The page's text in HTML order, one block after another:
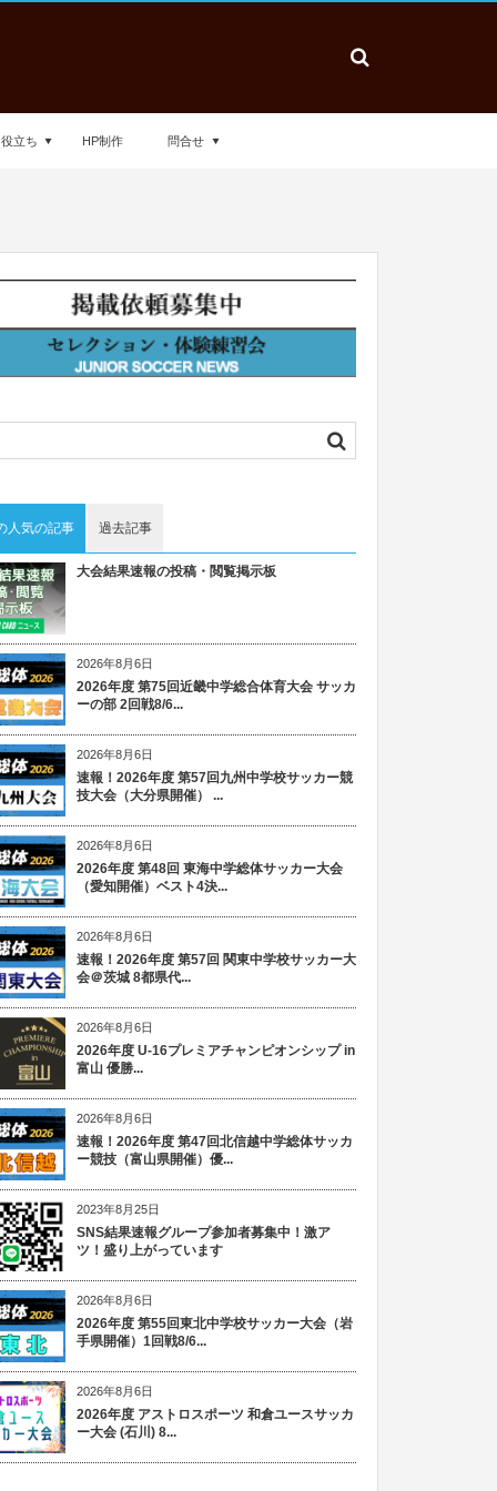
立ち HP制作 問合せ
人気の記事 過去記事
大会結果速報の投稿・閲覧掲示板
2026年8月6日
2026年度 第75回近畿中学総合体育大会 サッカ
ーの部 2回戦8/6...
2026年8月6日
速報！2026年度 第57回九州中学校サッカー競
技大会（大分県開催） ...
2026年8月6日
2026年度 第48回 東海中学総体サッカー大会
（愛知開催）ベスト4決...
2026年8月6日
速報！2026年度 第57回 関東中学校サッカー大
会＠茨城 8都県代...
2026年8月6日
2026年度 U-16プレミアチャンピオンシップ in
富山 優勝...
2026年8月6日
速報！2026年度 第47回北信越中学総体サッカ
ー競技（富山県開催）優...
2023年8月25日
SNS結果速報グループ参加者募集中！激ア
ツ！盛り上がっています
2026年8月6日
2026年度 第55回東北中学校サッカー大会（岩
手県開催）1回戦8/6...
2026年8月6日
2026年度 アストロスポーツ 和倉ユースサッカ
ー大会 (石川) 8...